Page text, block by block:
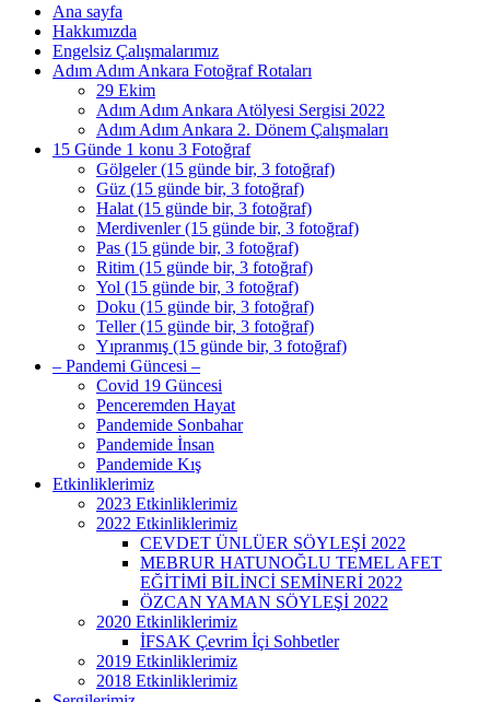
Ana sayfa
Hakkımızda
Engelsiz Çalışmalarımız
Adım Adım Ankara Fotoğraf Rotaları
29 Ekim
Adım Adım Ankara Atölyesi Sergisi 2022
Adım Adım Ankara 2. Dönem Çalışmaları
15 Günde 1 konu 3 Fotoğraf
Gölgeler (15 günde bir, 3 fotoğraf)
Güz (15 günde bir, 3 fotoğraf)
Halat (15 günde bir, 3 fotoğraf)
Merdivenler (15 günde bir, 3 fotoğraf)
Pas (15 günde bir, 3 fotoğraf)
Ritim (15 günde bir, 3 fotoğraf)
Yol (15 günde bir, 3 fotoğraf)
Doku (15 günde bir, 3 fotoğraf)
Teller (15 günde bir, 3 fotoğraf)
Yıpranmış (15 günde bir, 3 fotoğraf)
– Pandemi Güncesi –
Covid 19 Güncesi
Penceremden Hayat
Pandemide Sonbahar
Pandemide İnsan
Pandemide Kış
Etkinliklerimiz
2023 Etkinliklerimiz
2022 Etkinliklerimiz
CEVDET ÜNLÜER SÖYLEŞİ 2022
MEBRUR HATUNOĞLU TEMEL AFET
EĞİTİMİ BİLİNCİ SEMİNERİ 2022
ÖZCAN YAMAN SÖYLEŞİ 2022
2020 Etkinliklerimiz
İFSAK Çevrim İçi Sohbetler
2019 Etkinliklerimiz
2018 Etkinliklerimiz